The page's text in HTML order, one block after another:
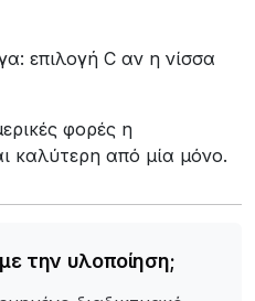
επιλογή C αν η νίσσα
φορές η
καλύτερη από μία μόνο.
την υλοποίηση;